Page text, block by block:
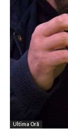
Ultima Oră